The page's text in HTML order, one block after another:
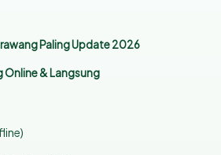
Paling Update 2026
Online & Langsung